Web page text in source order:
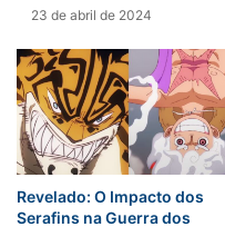
23 de abril de 2024
Revelado: O Impacto dos
Serafins na Guerra dos